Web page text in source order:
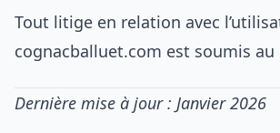
Tout litige en relation avec
cognacballuet.com est soumis
Dernière mise à jour : Janvier 2026